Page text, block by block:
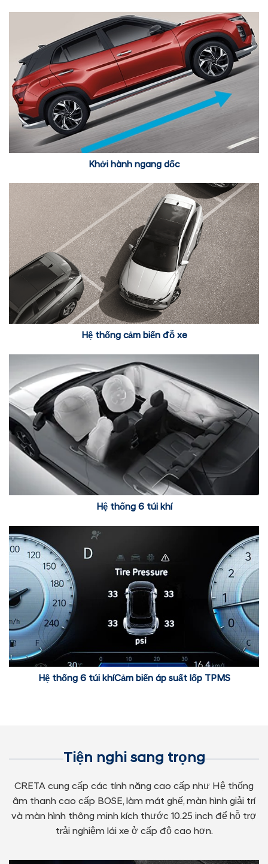
Khởi hành ngang dốc
Hệ thống cảm biến đỗ xe
Hệ thống 6 túi khí
Hệ thống 6 túi khíCảm biến áp suất lốp TPMS
Tiện nghi sang trọng
CRETA cung cấp các tính năng cao cấp như Hệ thống
âm thanh cao cấp BOSE, làm mát ghế, màn hình giải trí
và màn hình thông minh kích thước 10.25 inch để hỗ trợ
trải nghiệm lái xe ở cấp độ cao hơn.